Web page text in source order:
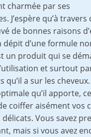
charmée par ses
J’espère qu’à travers
de bonnes raisons
dépit d’une formule
un produit qui se
et surtout
qu’il a sur les
qu’il apporte,
coiffer aisément vos
Vous savez
mais si vous avez